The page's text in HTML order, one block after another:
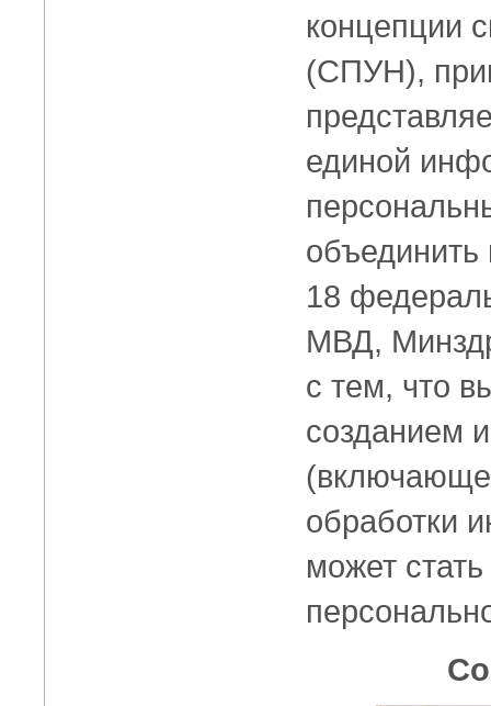
концепции
(СПУН),
единой
18
МВД,
с тем, что
созданием
обработки
может